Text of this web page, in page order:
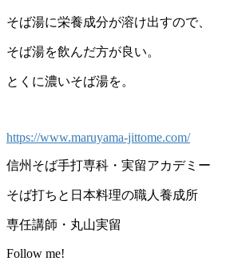
そば湯に栄養成分が溶け出すので、
そば湯を飲んだ方が良い。
とくに濃いそば湯を。
https://www.maruyama-jittome.com/
信州そば手打専科・実留アカデミー
そば打ちと日本料理の職人養成所
専任講師・丸山実留
Follow me!